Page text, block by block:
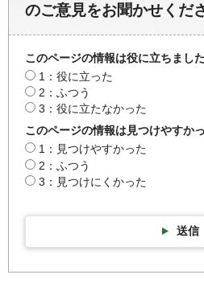
のご意見をお聞かせくだ
このページの情報は役に立ちまし
1：役に立った
2：ふつう
3：役に立たなかった
このページの情報は見つけやすか
1：見つけやすかった
2：ふつう
3：見つけにくかった
送信